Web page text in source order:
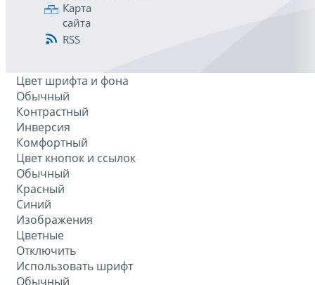
Карта
сайта
RSS
Цвет шрифта и фона
Обычный
Контрастный
Инверсия
Комфортный
Цвет кнопок и ссылок
Обычный
Красный
Синий
Изображения
Цветные
Отключить
Использовать шрифт
Обычный